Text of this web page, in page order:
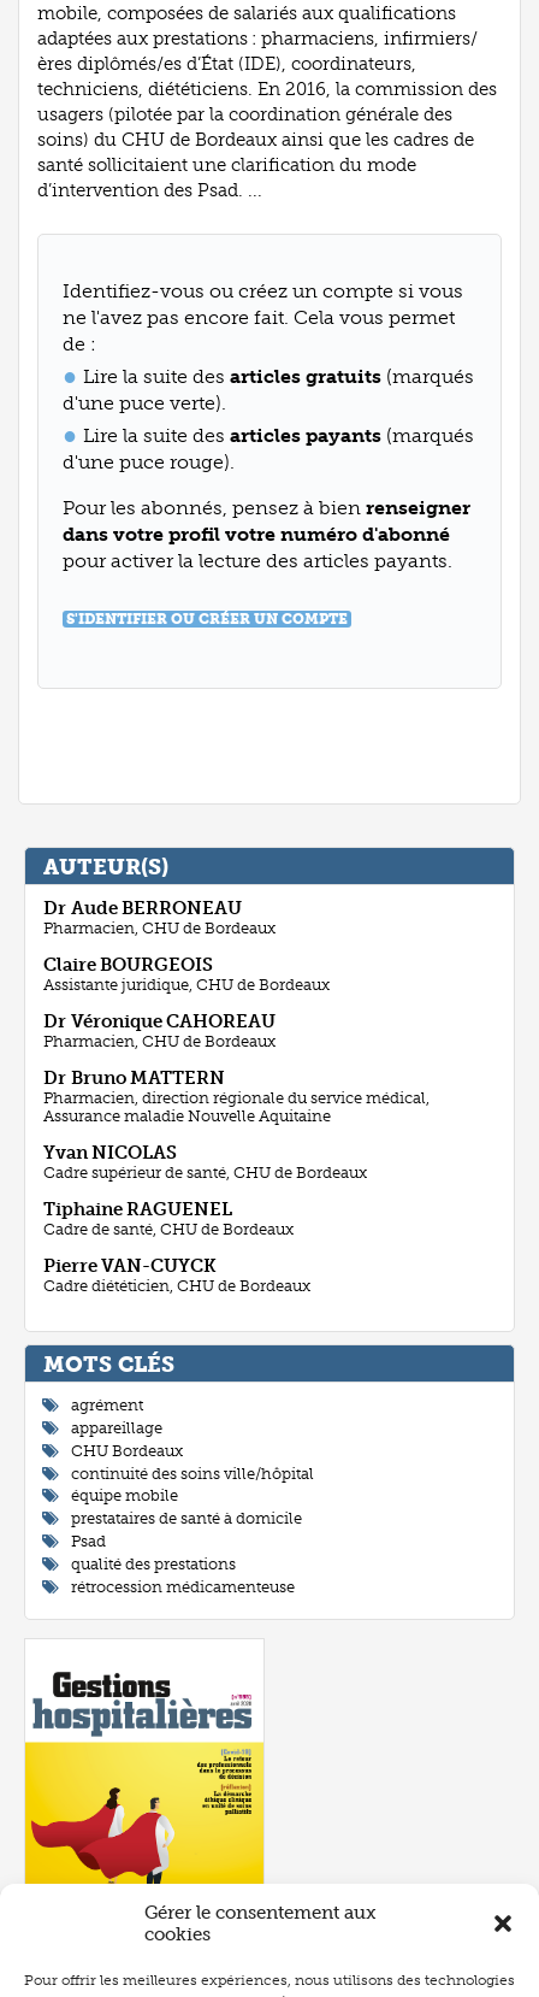
Gérer le consentement aux
cookies
Pour offrir les meilleures expériences, nous utilisons des technologies
mobile, composées de salariés aux qualifications
adaptées aux prestations : pharmaciens, infirmiers/
ères diplômés/es d’État (IDE), coordinateurs,
techniciens, diététiciens. En 2016, la commission des
usagers (pilotée par la coordination générale des
soins) du CHU de Bordeaux ainsi que les cadres de
santé sollicitaient une clarification du mode
d’intervention des Psad. ...
Identifiez-vous ou créez un compte si vous
ne l'avez pas encore fait. Cela vous permet
de :
Lire la suite des articles gratuits (marqués
d'une puce verte).
Lire la suite des articles payants (marqués
d'une puce rouge).
Pour les abonnés, pensez à bien renseigner
dans votre profil votre numéro d'abonné
pour activer la lecture des articles payants.
S'IDENTIFIER OU CRÉER UN COMPTE
AUTEUR(S)
Dr AudeBERRONEAU
Pharmacien, CHU de Bordeaux
ClaireBOURGEOIS
Assistante juridique, CHU de Bordeaux
Dr VéroniqueCAHOREAU
Pharmacien, CHU de Bordeaux
Dr BrunoMATTERN
Pharmacien, direction régionale du service médical,
Assurance maladie Nouvelle Aquitaine
YvanNICOLAS
Cadre supérieur de santé, CHU de Bordeaux
TiphaineRAGUENEL
Cadre de santé, CHU de Bordeaux
PierreVAN-CUYCK
Cadre diététicien, CHU de Bordeaux
MOTS CLÉ
agrément
appareillage
CHU Bordeaux
continuité des soins ville/hôpital
équipe mobile
prestataires de santé à domicile
Psad
qualité des prestations
rétrocession médicamenteuse
Numéro 595- avril 2020